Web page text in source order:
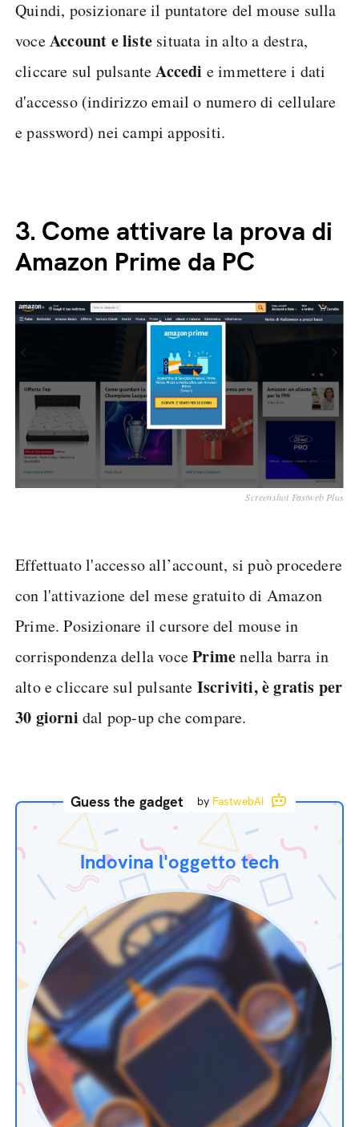
Quindi, posizionare il puntatore del mouse sulla
voceAccount e liste situata in alto a destra,
cliccare sul pulsanteAccedi e immettere i dati
d'accesso (indirizzo email o numero di cellulare
e password) nei campi appositi.
3. Come attivare la prova di
Amazon Prime da PC
Screenshot Fastweb Plus
Effettuato l'accesso all’account, si può procedere
con l'attivazione del mese gratuito di Amazon
Prime. Posizionare il cursore del mouse in
corrispondenza della vocePrimenella barra in
alto e cliccare sul pulsante Iscriviti, è gratis per
30 giorni dal pop-up che compare.
Guess the gadget by FastwebAI
Indovina l'oggetto tech